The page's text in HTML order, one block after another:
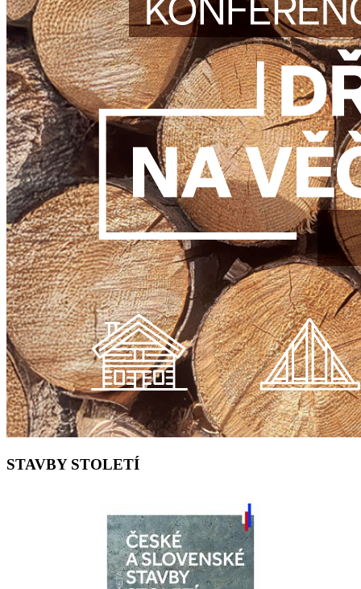
STAVBY STOLETÍ